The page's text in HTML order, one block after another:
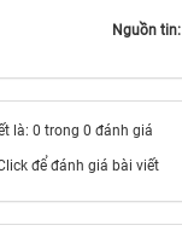
Nguồn tin:
là: 0 trong 0 đánh giá
để đánh giá bài viết